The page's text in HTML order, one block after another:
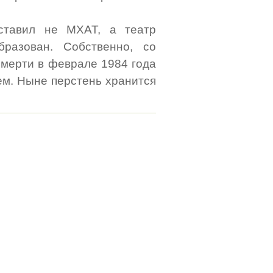
не МХАТ, а театр
Собственно, со
в феврале 1984 года
Ныне перстень хранится